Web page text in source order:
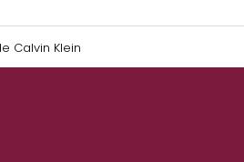
Calvin Klein